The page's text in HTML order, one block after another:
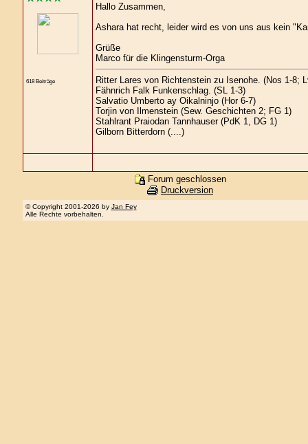
618 Beiträge
Hallo Zusammen,
Ashara hat recht, leider wird es von uns aus kein
Grüße
Marco für die Klingensturm-Orga
Ritter Lares von Richtenstein zu Isenohe. (Nos 1-8;
Fähnrich Falk Funkenschlag. (SL 1-3)
Salvatio Umberto ay Oikalninjo (Hor 6-7)
Torjin von Ilmenstein (Sew. Geschichten 2; FG 1)
Stahlrant Praiodan Tannhauser (PdK 1, DG 1)
Gilborn Bitterdorn (....)
Forum geschlossen
Druckversion
© Copyright 2001-2026 by Jan Fey
Alle Rechte vorbehalten.